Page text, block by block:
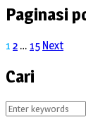
Paginasi
1 2 … 15 Next
Cari